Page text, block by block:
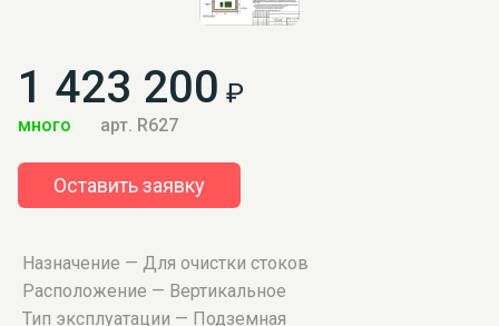
1 423 200 ₽
много арт. R627
Оставить заявку
Назначение — Для очистки стоков
Расположение — Вертикальное
Тип эксплуатации — Подземная